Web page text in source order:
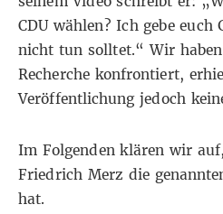
CDU wählen? Ich gebe
nicht tun solltet.“Wir
Recherche konfrontiert,
Veröffentlichung jedoch
Im Folgenden klären wir
Friedrich Merz die
hat.